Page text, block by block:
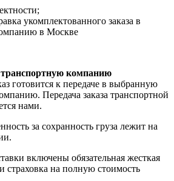
укомплектованного заказа в
в Москве
транспортную компанию
готовится к передаче в выбранную
Передача заказа транспортной
нами.
за сохранность груза лежит на
включены обязательная жесткая
страховка на полную стоимость